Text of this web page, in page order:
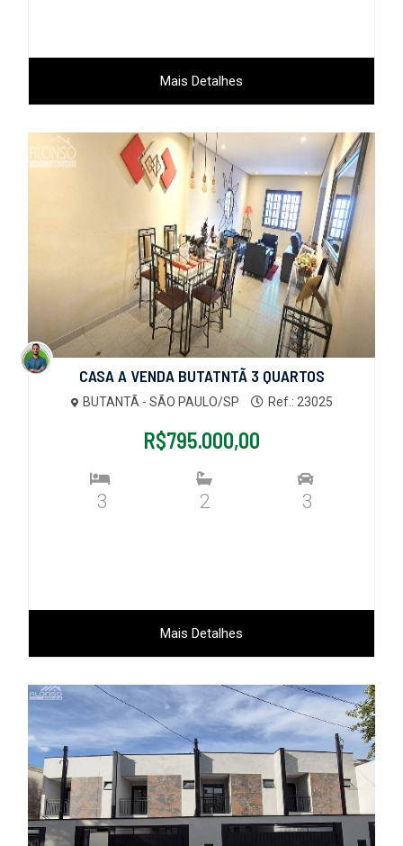
Mais Detalhes
CASA A VENDA BUTATNTÃ 3 QUARTOS
BUTANTÃ - SÃO PAULO/SP Ref.: 23025
R$795.000,00
3 2 3
Mais Detalhes